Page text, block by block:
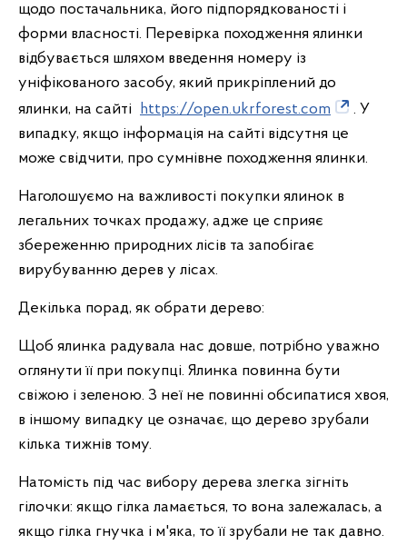
щодо постачальника, його підпорядкованості і
форми власності. Перевірка походження ялинки
відбувається шляхом введення номеру із
уніфікованого засобу, який прикріплений до
ялинки, на сайті https://open.ukrforest.com
. У
випадку, якщо інформація на сайті відсутня це
може свідчити, про сумнівне походження ялинки.
Наголошуємо на важливості покупки ялинок в
легальних точках продажу, адже це сприяє
збереженню природних лісів та запобігає
вирубуванню дерев у лісах.
Декілька порад, як обрати дерево:
Щоб ялинка радувала нас довше, потрібно уважно
оглянути її при покупці. Ялинка повинна бути
свіжою і зеленою. З неї не повинні обсипатися хвоя,
в іншому випадку це означає, що дерево зрубали
кілька тижнів тому.
Натомість під час вибору дерева злегка зігніть
гілочки: якщо гілка ламається, то вона залежалась, а
якщо гілка гнучка і м'яка, то її зрубали не так давно.